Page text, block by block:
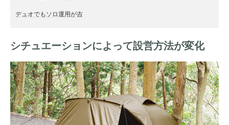
デュオでもソロ運用が吉
シチュエーションによって設営方法が変化